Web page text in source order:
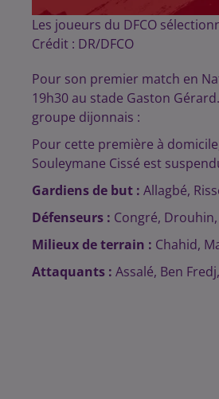
Les joueurs du DFCO
Crédit : DR/DFCO
Pour son premier match en
19h30 au stade Gaston
groupe dijonnais :
Pour cette première à
Souleymane Cissé est
Gardiens de but : Allagbé,
Défenseurs : Congré,
Milieux de terrain : Chahid,
Attaquants : Assalé, Ben